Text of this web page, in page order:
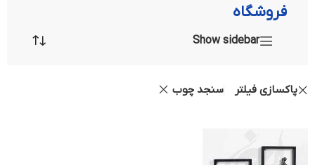
فروشگاه
Show sidebar
پاکسازی فیلتر سنجد چوب